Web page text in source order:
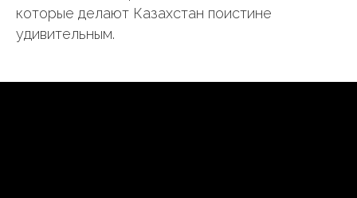
которые делают Казахстан поистине
удивительным.